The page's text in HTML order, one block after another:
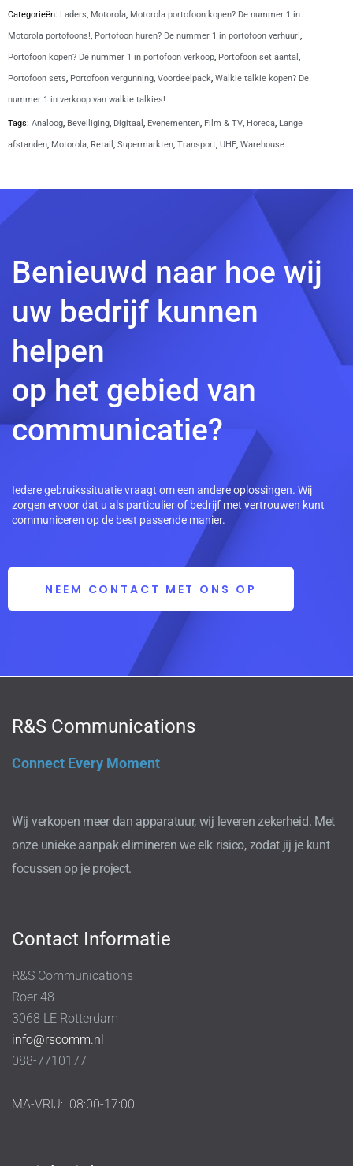
SL1600
aantal
Categorieën: Laders Motorola Motorola portofoon kopen? De nummer 1 in
Motorola portofoons! Portofoon huren? De nummer 1 in portofoon verhuur!
Portofoon kopen? De nummer 1 in portofoon verkoop Portofoon set aantal
Portofoon sets Portofoon vergunning Voordeelpack Walkie talkie kopen? De
nummer 1 in verkoop van walkie talkies!
Tags: Analoog Beveiliging Digitaal Evenementen Film & TV Horeca Lange
afstanden Motorola Retail Supermarkten Transport UHF Warehouse
Benieuwd naar hoe wij
uw bedrijf kunnen
helpen
op het gebied van
communicatie?
Iedere gebruikssituatie vraagt om een andere oplossingen. Wij
zorgen ervoor dat u als particulier of bedrijf met vertrouwen kunt
communiceren op de best passende manier.
NEEM CONTACT MET ONS OP
R&S Communications
Connect Every Moment
Wij verkopen meer dan apparatuur, wij leveren zekerheid. Met
onze unieke aanpak elimineren we elk risico, zodat jij je kunt
focussen op je project.
Contact Informatie
R&S Communications
Roer 48
3068 LE Rotterdam
info@rscomm.nl
088-7710177
MA-VRIJ: 08:00-17:00